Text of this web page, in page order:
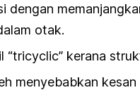
dengan
otak.
“tricyclic” kerana
menyebabkan